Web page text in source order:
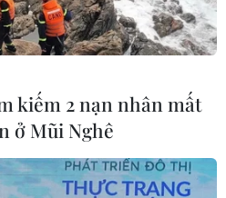
kiếm 2 nạn nhân mất
ở Mũi Nghê